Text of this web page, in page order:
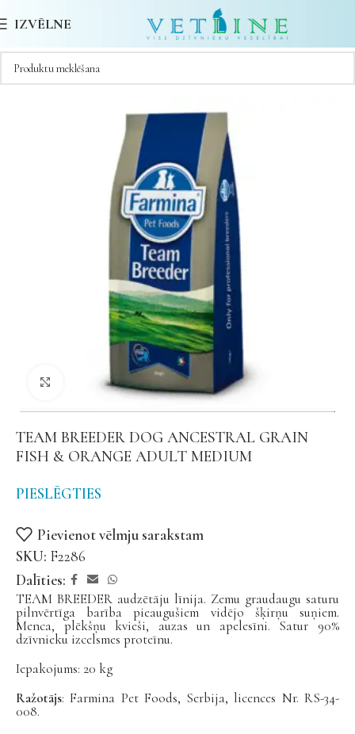
IZVĒLNE
Noklikšķiniet, lai palielinātu
TEAM BREEDER DOG ANCESTRAL GRAIN
FISH & ORANGE ADULT MEDIUM
PIESLĒGTIES
Pievienot vēlmju sarakstam
SKU: F2286
Dalīties:
TEAM BREEDER audzētāju līnija. Zemu graudaugu saturu
pilnvērtīga barība pieaugušiem vidējo šķirņu suņiem.
Menca, plēkšņu kvieši, auzas un apelesīni. Satur 90%
dzīvnieku izcelsmes proteīnu.
Iepakojums: 20 kg
Ražotājs: Farmina Pet Foods, Serbija, licences Nr. RS-34-
008.